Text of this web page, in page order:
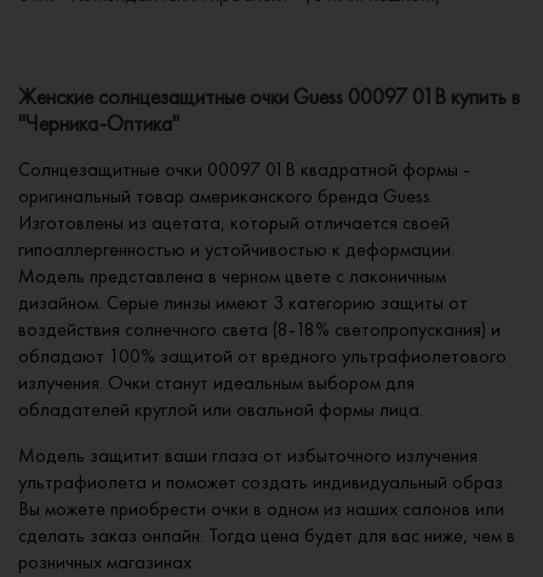
Женские солнцезащитные очки Guess 00097 01B купить в
"Черника-Оптика"
Солнцезащитные очки 00097 01B квадратной формы -
оригинальный товар американского бренда Guess.
Изготовлены из ацетата, который отличается своей
гипоаллергенностью и устойчивостью к деформации.
Модель представлена в черном цвете с лаконичным
дизайном. Серые линзы имеют 3 категорию защиты от
воздействия солнечного света (8-18% светопропускания) и
обладают 100% защитой от вредного ультрафиолетового
излучения. Очки станут идеальным выбором для
обладателей круглой или овальной формы лица.
Модель защитит ваши глаза от избыточного излучения
ультрафиолета и поможет создать индивидуальный образ.
Вы можете приобрести очки в одном из наших салонов или
сделать заказ онлайн. Тогда цена будет для вас ниже, чем в
розничных магазинах.